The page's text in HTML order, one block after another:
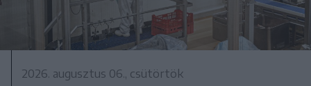
2026. augusztus 06., csütörtök